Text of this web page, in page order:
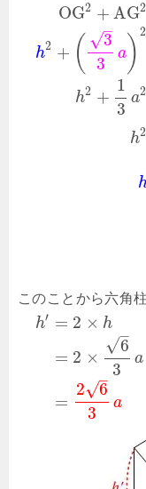
OG2 + AG2
h2 + ( 3
–
√
3
a )
2
h2 +
1
3
a2
h2
このことから六角
h′ =
=
=
2 × h
2 ×
6
–
√
3
a
2 6
–
√
3
a